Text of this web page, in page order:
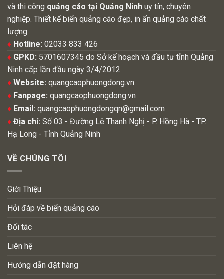
và thi công quảng cáo tại Quảng Ninh uy tín, chuyên
nghiệp. Thiết kế biển quảng cáo đẹp, in ấn quảng cáo chất
lượng.
♦ Hotline: 02033 833 426
♦ GPKD: 5701607345 do Sở kế hoạch và đầu tư tỉnh Quảng
Ninh cấp lần đầu ngày 3/4/2012
♦ Website: quangcaophuongdong.vn
♦ Fanpage: quangcaophuongdong.vn
♦ Email: quangcaophuongdongqn@gmail.com
♦ Địa chỉ: Số 03 - Đường Lê Thanh Nghị - P. Hồng Hà - TP.
Hạ Long - Tỉnh Quảng Ninh
VỀ CHÚNG TÔI
Giới Thiệu
Hỏi đáp về biển quảng cáo
Đối tác
Liên hệ
Hướng dẫn đặt hàng